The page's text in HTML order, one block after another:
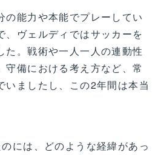
の能力や本能でプレーしてい
、ヴェルディではサッカーを
た。戦術や一人一人の連動性
守備における考え方など、常
いましたし、この2年間は本当
には、どのような経緯があっ